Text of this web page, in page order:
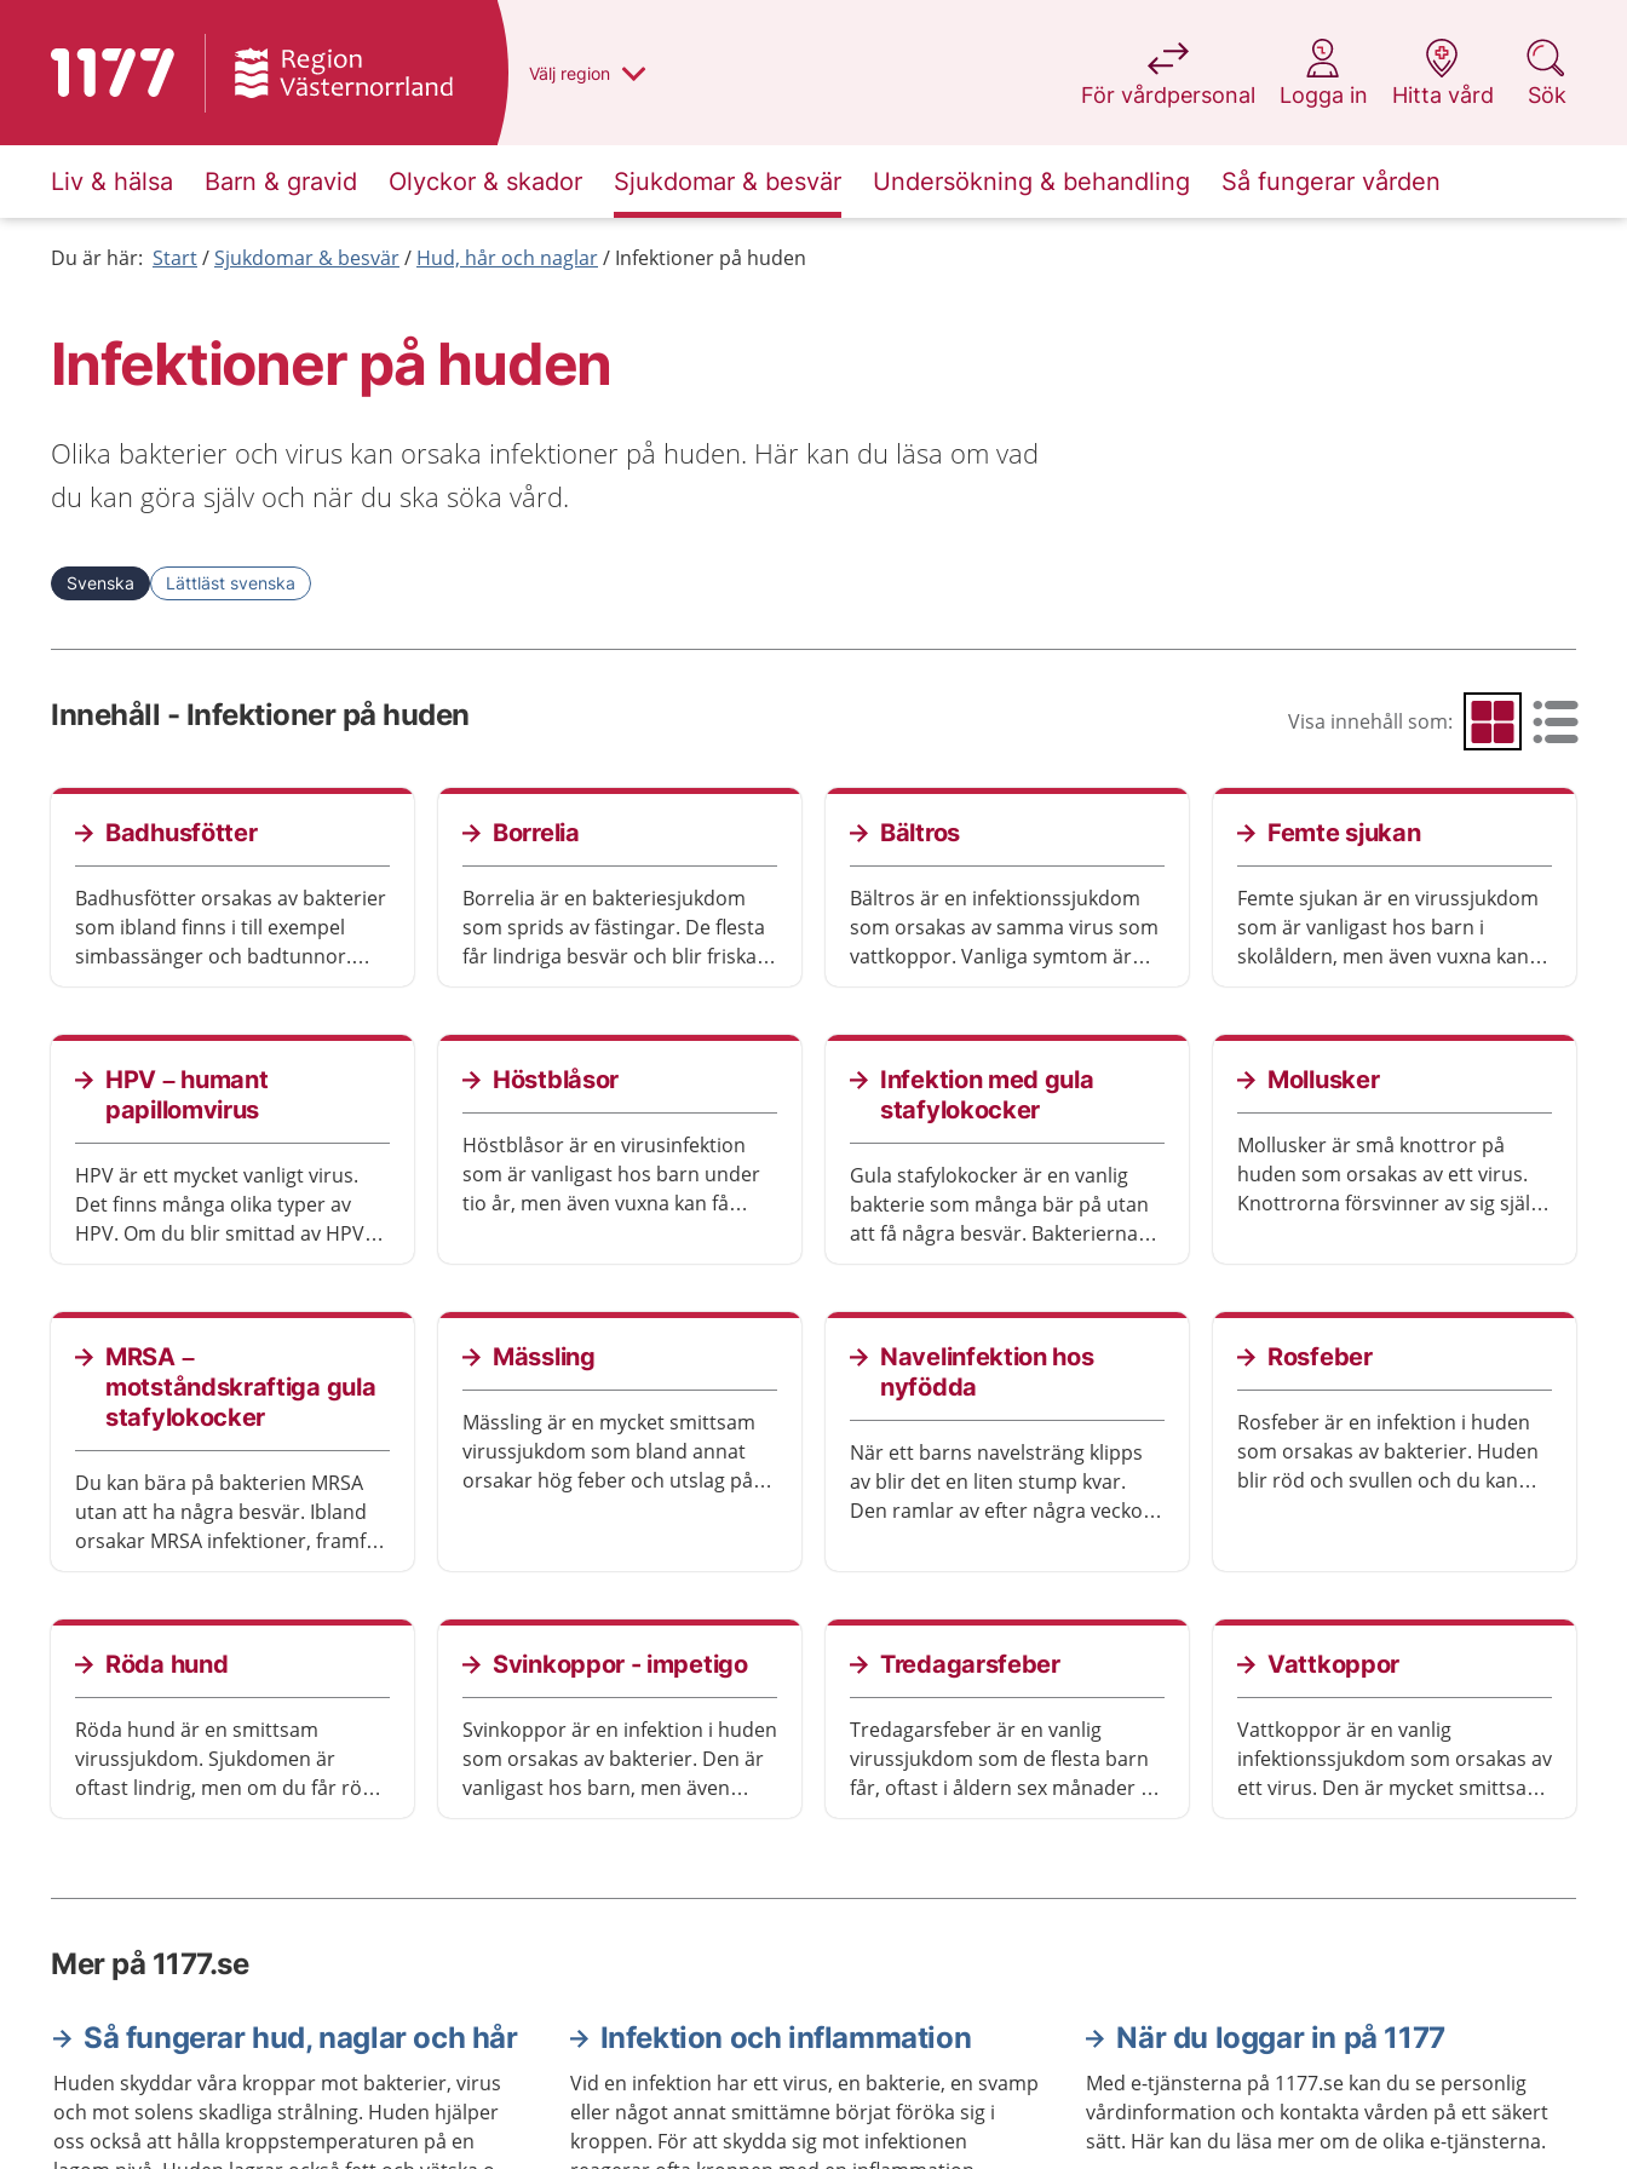
Till startsidan för 1177 Du har valt region
Välj en annan
region
För vårdpersonal
på 1177.se
Logga in
på 1177.se
Hitta vård
på 1177.se
Sök
på 1177.se
Liv & hälsa Barn & gravid Olyckor & skador Sjukdomar & besvär Undersökning & behandling Så fungerar vården
Du är här: Start Sjukdomar & besvär Hud, hår och naglar Infektioner på huden
Infektioner på huden
Olika bakterier och virus kan orsaka infektioner på huden. Här kan du läsa om vad
du kan göra själv och när du ska söka vård.
Svenska Lättläst svenska
Innehåll - Infektioner på huden Visa innehåll som: Visa som rutnät
Visa som
Badhusfötter
Badhusfötter orsakas av bakterier
som ibland finns i till exempel
simbassänger och badtunnor.
svullen och varm. Besvären
brukar försvinna av sig själv inom
några dagar.
Borrelia
Borrelia är en bakteriesjukdom
som sprids av fästingar. De flesta
får lindriga besvär och blir friska
sjukdomen till nervsystemet och
lederna, och då kan det ta längre
Bältros
Bältros är en infektionssjukdom
som orsakas av samma virus som
vattkoppor. Vanliga symtom är
sidan av kroppen.
Femte sjukan
Femte sjukan är en virussjukdom
som är vanligast hos barn i
skolåldern, men även vuxna kan få
kinderna, som efter några dagar
kan sprida sig till framför allt på
HPV – humant
papillomvirus
HPV är ett mycket vanligt virus.
Det finns många olika typer av
HPV. Om du blir smittad av HPV
orsaka cellförändringar och vissa
cancersjukdomar.
Höstblåsor
Höstblåsor är en virusinfektion
som är vanligast hos barn under
tio år, men även vuxna kan få
på händer och fötter. Blåsorna
kan vara besvärliga, men går över
av sig själva inom en vecka.
Infektion med gula
stafylokocker
Gula stafylokocker är en vanlig
bakterie som många bär på utan
att få några besvär. Bakterierna
Mollusker
Mollusker är små knottror på
huden som orsakas av ett virus.
Knottrorna försvinner av sig själva
MRSA –
motståndskraftiga gula
stafylokocker
Du kan bära på bakterien MRSA
utan att ha några besvär. Ibland
orsakar MRSA infektioner, framför
ibland behövs antibiotika.
Eftersom det är färre sorters
vara svårt att behandla MRSA.
Mässling
Mässling är en mycket smittsam
virussjukdom som bland annat
orsakar hög feber och utslag på
vaccin mot mässling ingår i
vaccinationsprogrammet för
Navelinfektion hos
nyfödda
När ett barns navelsträng klipps
av blir det en liten stump kvar.
Den ramlar av efter några veckor.
Rosfeber
Rosfeber är en infektion i huden
som orsakas av bakterier. Huden
blir röd och svullen och du kan
Röda hund
Röda hund är en smittsam
virussjukdom. Sjukdomen är
oftast lindrig, men om du får röda
eftersom alla barn erbjuds vaccin.
Svinkoppor - impetigo
Svinkoppor är en infektion i huden
som orsakas av bakterier. Den är
vanligast hos barn, men även
behandla svinkopporna själv.
Tredagarsfeber
Tredagarsfeber är en vanlig
virussjukdom som de flesta barn
får, oftast i åldern sex månader till
Sjukdomen går över av sig själv.
Vattkoppor
Vattkoppor är en vanlig
infektionssjukdom som orsakas av
ett virus. Den är mycket smittsam.
äldre du är. Sjukdomen brukar
Mer på 1177.se
Så fungerar hud, naglar och hår
Huden skyddar våra kroppar mot bakterier, virus
och mot solens skadliga strålning. Huden hjälper
oss också att hålla kroppstemperaturen på en
Infektion och inflammation
Vid en infektion har ett virus, en bakterie, en svamp
eller något annat smittämne börjat föröka sig i
kroppen. För att skydda sig mot infektionen
När du loggar in på 1177
Med e-tjänsterna på 1177.se kan du se personlig
vårdinformation och kontakta vården på ett säkert
sätt. Här kan du läsa mer om de olika e-tjänsterna.